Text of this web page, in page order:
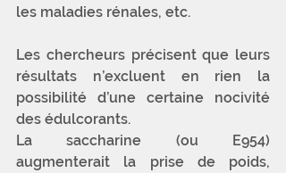
les maladies rénales, etc.
Les chercheurs précisent que leurs
résultats n’excluent en rien la
possibilité d’une certaine nocivité
des édulcorants.
La saccharine (ou E954)
augmenterait la prise de poids,